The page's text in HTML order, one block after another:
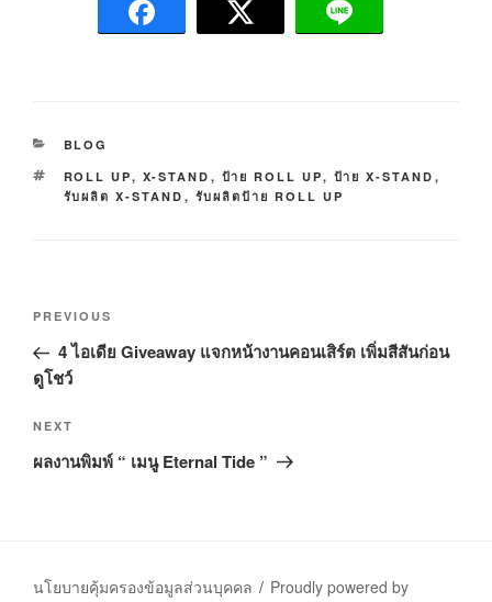
C
T
E
S
BLOG
T
A
ROLL UP, X-STAND , ป้าย ROLL UP, ป้าย X-STAND ,
รับผลิต X-STAND , รับผลิตป้าย ROLL UP
P
s
t
n
a
a
P
r
e
i
s
PREVIOUS
4 ไอเดีย Giveaway แจกหน้างานคอนเสิร์ต เพิ่มสีสันก่อน
ดูโชว์
N
e
s
NEXT
ผลงานพิมพ์ “ เมนู Eternal Tide ”
นโยบายคุ้มครองข้อมูลส่วนบุคคล
Proudly powered by